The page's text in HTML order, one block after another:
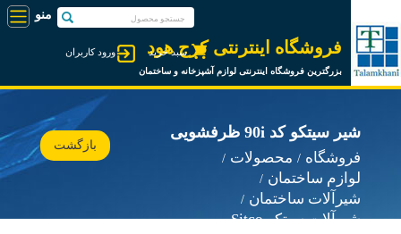
فروشگاه اینترنتی کرج هود
بزرگترین فروشگاه اینترنتی لوازم آشپزخانه و ساختمان
ورود کاربران سبد خرید
شیر سیتکو کد 90i ظرفشویی
فروشگاه
محصولات
لوازم ساختمان
شیرآلات ساختمان
شیرآلات سیتکو Sitco
بازگشت